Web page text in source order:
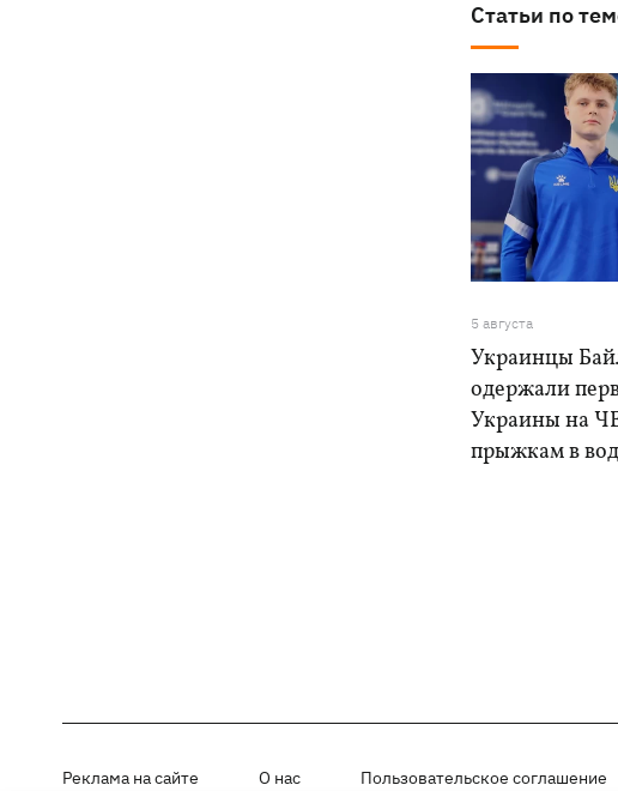
Статьи по
5 августа
Украинцы
одержали
Украины на
прыжкам в
Реклама на сайте О нас Пользовательское соглашение